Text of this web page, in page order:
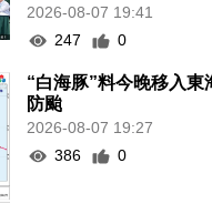
2026-08-07 19:41
247
0
“白海豚”料今晚移入東
防颱
2026-08-07 19:27
386
0